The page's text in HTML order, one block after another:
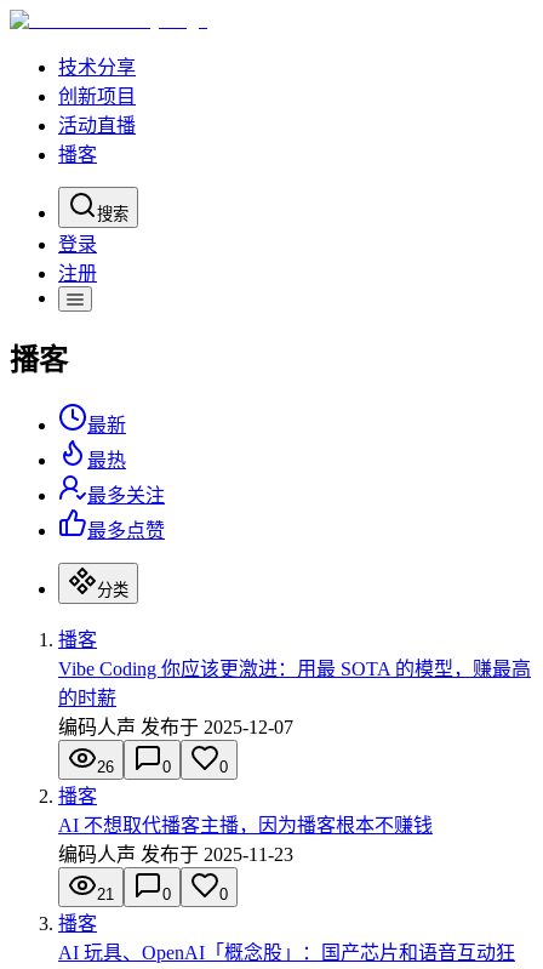
技术分享
创新项目
活动直播
播客
搜索
登录
注册
播客
最新
最热
最多关注
最多点赞
分类
播客
Vibe Coding 你应该更激进：用最 SOTA 的模型，赚最高
的时薪
编码人声 发布于 2025-12-07
26 0 0
播客
AI 不想取代播客主播，因为播客根本不赚钱
编码人声 发布于 2025-11-23
21 0 0
播客
AI 玩具、OpenAI「概念股」：国产芯片和语音互动狂